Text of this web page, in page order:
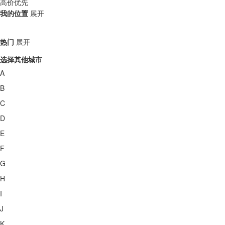
我的位置 展开
热门 展开
选择其他城市
A
B
C
D
E
F
G
H
I
J